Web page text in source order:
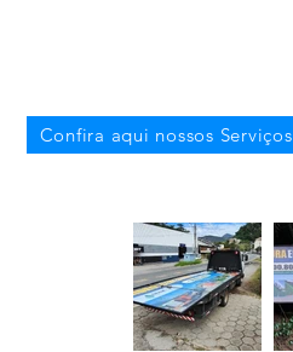
Confira aqui nossos Serviços